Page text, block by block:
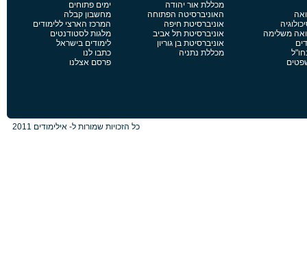
משלימה
מכללת אור יהודה
האוניברסיטה הפתוחה
אוניברסיטת חיפה
אוניברסיטת תל אביב
אוניברסיטת בן גוריון
מכללת נתניה
ימים פתוחים
מחשבון קבלה
המרכז הארצי ללימודים
מלגות לסטודנטים
לימודים בישראל
כתבו לנו
פרסם אצלנו
כל הזכויות שמורות ל- אילימודים 2011